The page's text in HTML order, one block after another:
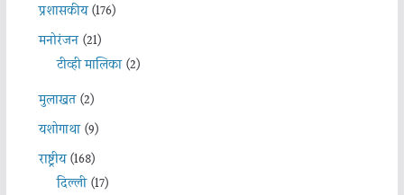
प्रशासकीय(176)
मनोरंजन(21)
टीव्ही मालिका(2)
मुलाखत(2)
यशोगाथा(9)
राष्ट्रीय(168)
दिल्ली(17)